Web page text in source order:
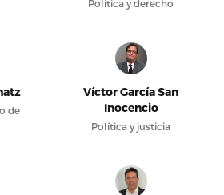
Política y derecho
de
Víctor García San
Inocencio
Política y justicia